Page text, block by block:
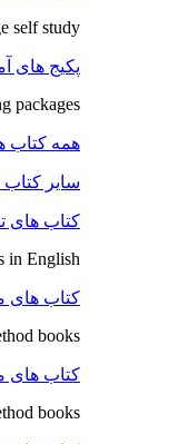
self study
پکیج های
packages
همه کتاب
سایر
کتاب های
in English
کتاب های
books
کتاب های
books